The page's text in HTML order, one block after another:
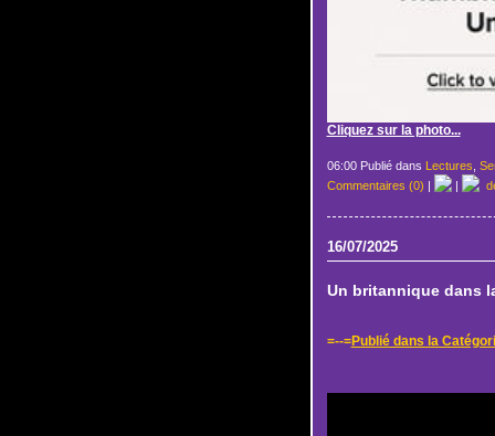
Cliquez sur la photo...
06:00 Publié dans Lectures
Commentaires (0) | |
16/07/2025
Un britannique dans
=--=Publié dans la